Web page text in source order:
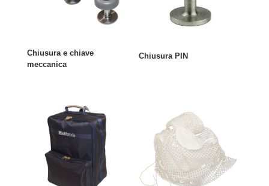
Chiusura e chiave
meccanica
Chiusura PIN